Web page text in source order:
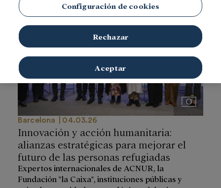
Imágenes
Barcelona 04.03.26
Innovación y acción humanitaria:
alianzas estratégicas para mejorar el
futuro de las personas refugiadas
Expertos internacionales de ACNUR, la
Fundación "la Caixa", instituciones públicas y
Configuración de cookies
Rechazar
Aceptar